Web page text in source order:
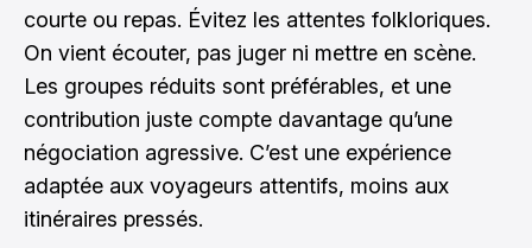
courte ou repas. Évitez les attentes folkloriques.
On vient écouter, pas juger ni mettre en scène.
Les groupes réduits sont préférables, et une
contribution juste compte davantage qu’une
négociation agressive. C’est une expérience
adaptée aux voyageurs attentifs, moins aux
itinéraires pressés.